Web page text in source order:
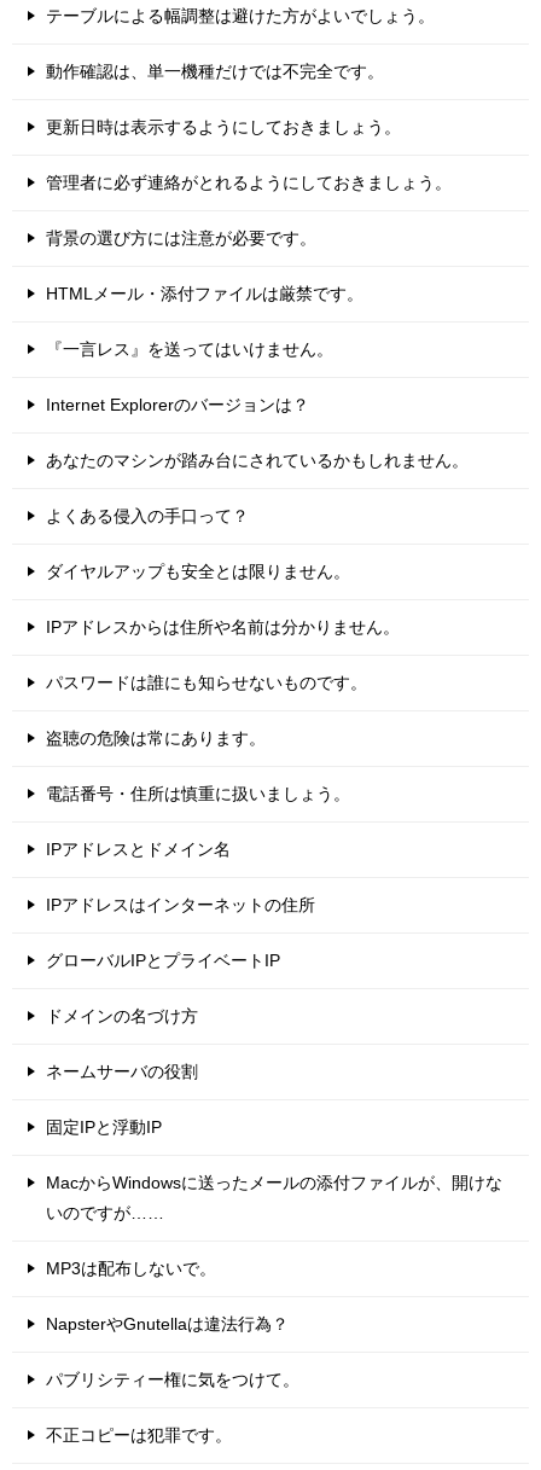
テーブルによる幅調整は避けた方がよいでしょう。
動作確認は、単一機種だけでは不完全です。
更新日時は表示するようにしておきましょう。
管理者に必ず連絡がとれるようにしておきましょう。
背景の選び方には注意が必要です。
HTMLメール・添付ファイルは厳禁です。
『一言レス』を送ってはいけません。
Internet Explorerのバージョンは？
あなたのマシンが踏み台にされているかもしれません。
よくある侵入の手口って？
ダイヤルアップも安全とは限りません。
IPアドレスからは住所や名前は分かりません。
パスワードは誰にも知らせないものです。
盗聴の危険は常にあります。
電話番号・住所は慎重に扱いましょう。
IPアドレスとドメイン名
IPアドレスはインターネットの住所
グローバルIPとプライベートIP
ドメインの名づけ方
ネームサーバの役割
固定IPと浮動IP
MacからWindowsに送ったメールの添付ファイルが、開けな
いのですが……
MP3は配布しないで。
NapsterやGnutellaは違法行為？
パブリシティー権に気をつけて。
不正コピーは犯罪です。